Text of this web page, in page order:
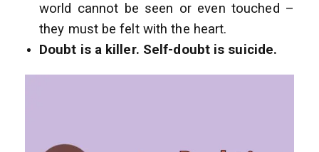
world cannot be seen or even touched –
they must be felt with the heart.
Doubt is a killer. Self-doubt is suicide.